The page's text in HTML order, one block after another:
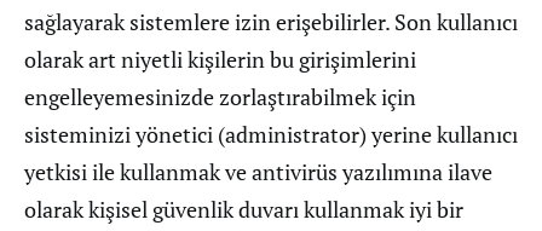
sağlayarak sistemlere izin erişebilirler. Son kullanıcı
olarak art niyetli kişilerin bu girişimlerini
engelleyemesinizde zorlaştırabilmek için
sisteminizi yönetici (administrator) yerine kullanıcı
yetkisi ile kullanmak ve antivirüs yazılımına ilave
olarak kişisel güvenlik duvarı kullanmak iyi bir